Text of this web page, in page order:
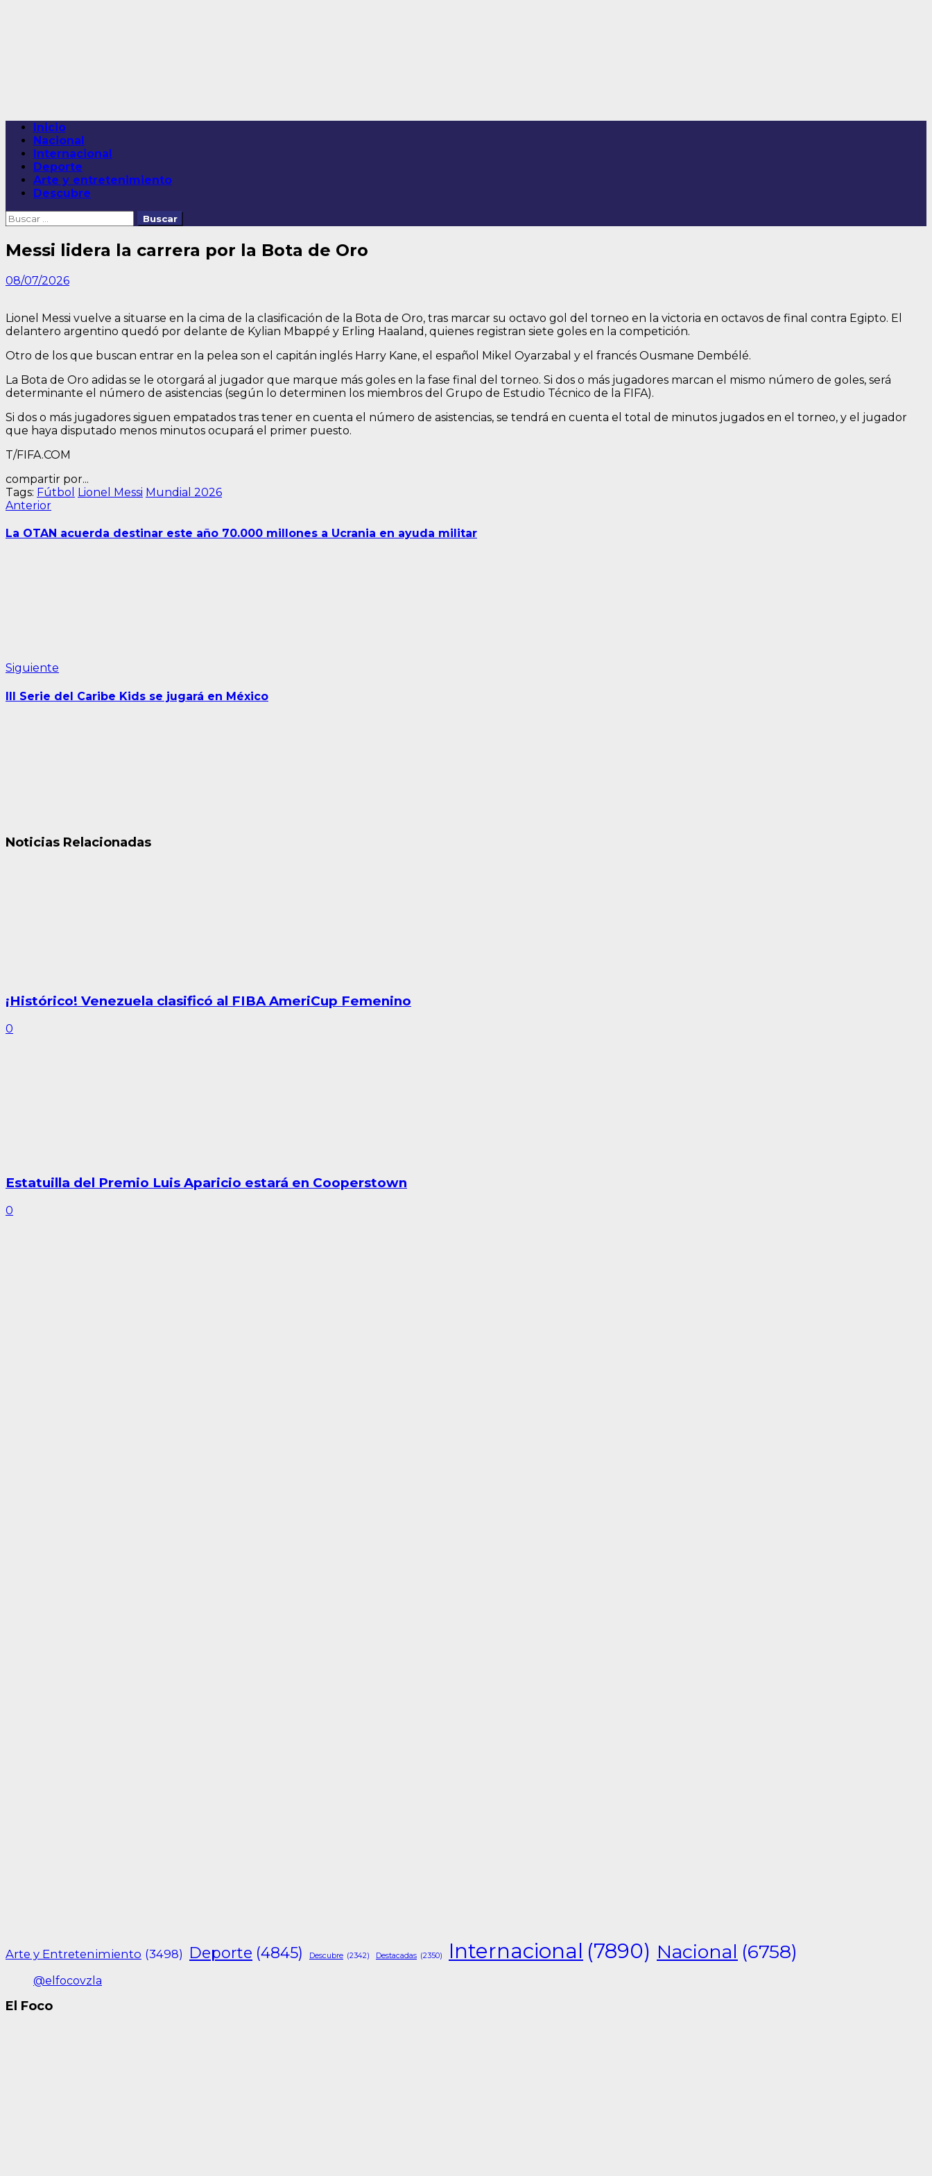
Menú
principal
Inicio
Nacional
Internacional
Deporte
Arte y entretenimiento
Descubre
Buscar:
Messi lidera la carrera por la Bota de Oro
08/07/2026
Lionel Messi vuelve a situarse en la cima de la clasificación de la Bota de Oro, tras marcar su octavo gol del torneo en la victoria en octavos de final contra Egipto. El
delantero argentino quedó por delante de Kylian Mbappé y Erling Haaland, quienes registran siete goles en la competición.
Otro de los que buscan entrar en la pelea son el capitán inglés Harry Kane, el español Mikel Oyarzabal y el francés Ousmane Dembélé.
La Bota de Oro adidas se le otorgará al jugador que marque más goles en la fase final del torneo. Si dos o más jugadores marcan el mismo número de goles, será
determinante el número de asistencias (según lo determinen los miembros del Grupo de Estudio Técnico de la FIFA).
Si dos o más jugadores siguen empatados tras tener en cuenta el número de asistencias, se tendrá en cuenta el total de minutos jugados en el torneo, y el jugador
que haya disputado menos minutos ocupará el primer puesto.
T/FIFA.COM
compartir por...
Tags: Fútbol Lionel Messi Mundial 2026
Navegación
de
AnteriorEntrada
La OTAN acuerda destinar este año 70.000 millones a Ucrania en ayuda militar
Siguiente
III Serie del Caribe Kids se jugará en México
Noticias Relacionadas
¡Histórico! Venezuela clasificó al FIBA AmeriCup Femenino
0
Estatuilla del Premio Luis Aparicio estará en Cooperstown
0
Arte y Entretenimiento (3498) Deporte (4845) Descubre (2342) Destacadas (2350) Internacional (7890) Nacional (6758)
@elfocovzla
El Foco